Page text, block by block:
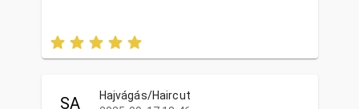
SA
Hajvágás/Haircut